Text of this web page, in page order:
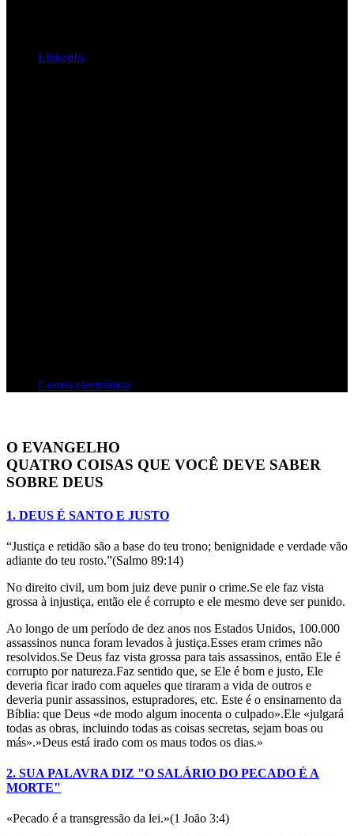
LinkedIn
Correo electrónico
O EVANGELHO
QUATRO COISAS QUE VOCÊ DEVE SABER
SOBRE DEUS
1. DEUS É SANTO E JUSTO
“Justiça e retidão são a base do teu trono; benignidade e verdade vão
adiante do teu rosto.”(Salmo 89:14)
No direito civil, um bom juiz deve punir o crime.Se ele faz vista
grossa à injustiça, então ele é corrupto e ele mesmo deve ser punido.
Ao longo de um período de dez anos nos Estados Unidos, 100.000
assassinos nunca foram levados à justiça.Esses eram crimes não
resolvidos.Se Deus faz vista grossa para tais assassinos, então Ele é
corrupto por natureza.Faz sentido que, se Ele é bom e justo, Ele
deveria ficar irado com aqueles que tiraram a vida de outros e
deveria punir assassinos, estupradores, etc. Este é o ensinamento da
Bíblia: que Deus «de modo algum inocenta o culpado».Ele «julgará
todas as obras, incluindo todas as coisas secretas, sejam boas ou
más».»Deus está irado com os maus todos os dias.»
2. SUA PALAVRA DIZ "O SALÁRIO DO PECADO É A
MORTE"
«Pecado é a transgressão da lei.»(1 João 3:4)